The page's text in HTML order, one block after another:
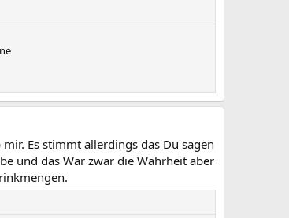
Es stimmt allerdings das Du sagen
und das War zwar die Wahrheit aber